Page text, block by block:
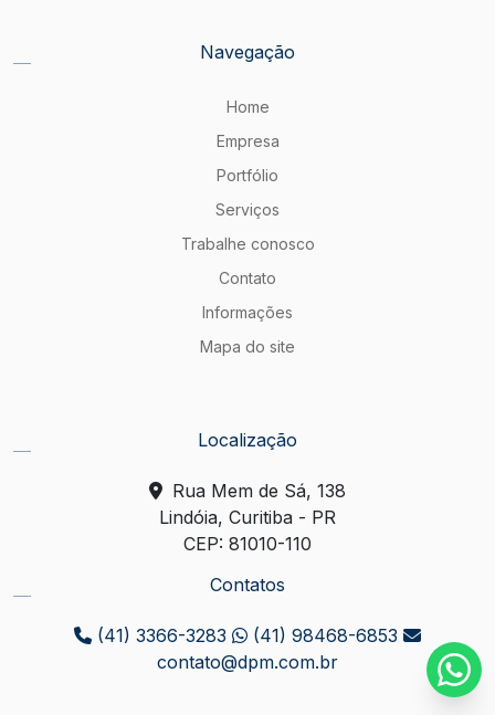
Navegação
Home
Empresa
Portfólio
Serviços
Trabalhe conosco
Contato
Informações
Mapa do site
Localização
Rua Mem de Sá, 138
Lindóia, Curitiba - PR
CEP: 81010-110
Contatos
(41) 3366-3283
(41) 98468-6853
contato@dpm.com.br